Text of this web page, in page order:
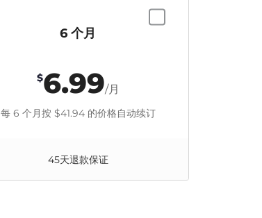
6 个月
$6.99/月
每 6 个月按 $41.94的价格自动续订
45天退款保证